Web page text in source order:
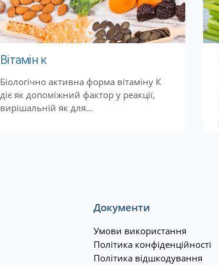
Вітамін к
Біологічно активна форма вітаміну К
діє як допоміжний фактор у реакції,
вирішальній як для...
Документи
Умови використання
Політика конфіденційності
Політика відшкодування